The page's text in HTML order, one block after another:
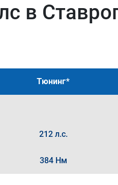
в
Тюнинг*
212 л.с.
384 Нм